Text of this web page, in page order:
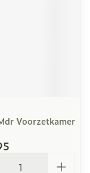
Voorzetkamer